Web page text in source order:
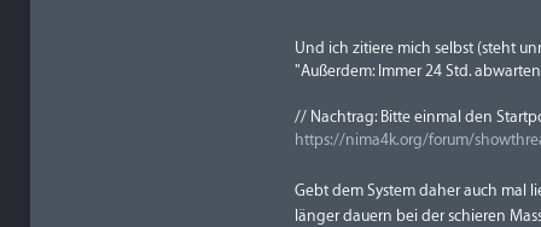
Und ich zitiere mich selbst (steht
"Außerdem: Immer 24 Std.
// Nachtrag: Bitte einmal den
https://nima4k.org/forum/
Gebt dem System daher auch mal
länger dauern bei der schieren